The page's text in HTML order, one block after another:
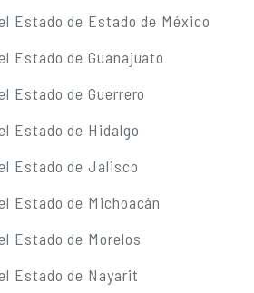
Estado de Estado de México
Estado de Guanajuato
Estado de Guerrero
Estado de Hidalgo
Estado de Jalisco
Estado de Michoacán
Estado de Morelos
Estado de Nayarit